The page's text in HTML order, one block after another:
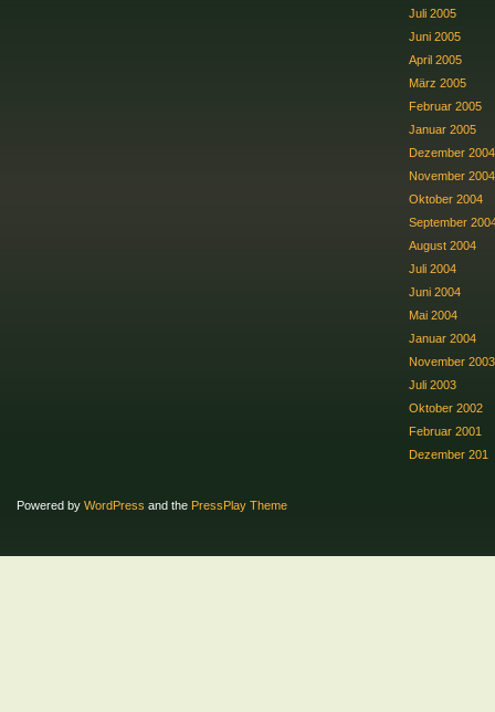
Juli 2005
Juni 2005
April 2005
März 2005
Februar 2005
Januar 2005
Dezember 2004
November 2004
Oktober 2004
September
August 2004
Juli 2004
Juni 2004
Mai 2004
Januar 2004
November 2003
Juli 2003
Oktober 2002
Februar 2001
Dezember 201
Powered by WordPress and the PressPlay Theme